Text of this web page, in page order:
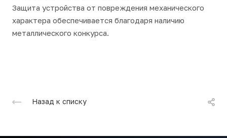
Защита устройства от повреждения механического
характера обеспечивается благодаря наличию
металлического конкурса.
Назад к списку